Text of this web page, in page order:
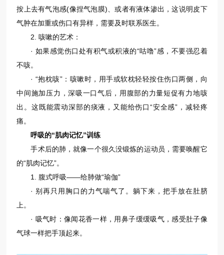
按上去有气泡感(像捏气泡膜)、或者有液体渗出，这说明皮下
气肿在加重或伤口有异样，需要及时联系医生。
2. 咳嗽的艺术：
· 如果感觉伤口处有积气或积液的“咕噜”感，不要强忍着
不咳。
· “抱枕咳”：咳嗽时，用手或软枕轻轻按住伤口两侧，向
中间施加压力，深吸一口气后，用腹部的力量短促有力地咳
出。这既能震动深部的痰液，又能给伤口“安全感”，减轻疼
痛。
呼吸的“肌肉记忆”训练
手术后的肺，就像一个很久没锻炼的运动员，需要唤醒它
的“肌肉记忆”。
1. 腹式呼吸——给肺做“瑜伽”
· 别再只用胸口的力气喘气了。躺下来，把手放在肚脐
上。
· 吸气时：像闻花香一样，用鼻子缓缓吸气，感受肚子像
气球一样把手顶起来。